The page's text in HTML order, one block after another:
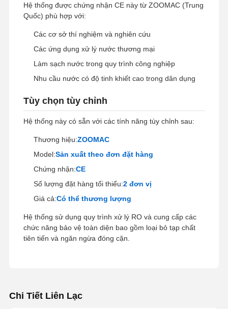
Nhà Máy
Chất Lượng
Các Trường
Hợp
Yêu Cầu Báo
Giá
Máy nước siêu tinh khiết
hệ thống lọc nước siêu tinh khiết
Thiết bị nước siêu tinh khiết
Hệ thống lọc nước siêu tinh khiết
Hệ Thống Nước RO Siêu Tinh Khiết
Các sản phẩm tiêu thụ tinh khiết nước
Hệ thống được chứng nhận CE này từ ZOOMAC (Trung
Quốc) phù hợp với:
Các cơ sở thí nghiệm và nghiên cứu
Các ứng dụng xử lý nước thương mại
Làm sạch nước trong quy trình công nghiệp
Nhu cầu nước có độ tinh khiết cao trong dân dụng
Tùy chọn tùy chỉnh
Hệ thống này có sẵn với các tính năng tùy chỉnh sau:
Thương hiệu:ZOOMAC
Model:Sản xuất theo đơn đặt hàng
Chứng nhận:CE
Số lượng đặt hàng tối thiểu:2 đơn vị
Giá cả:Có thể thương lượng
Hệ thống sử dụng quy trình xử lý RO và cung cấp các
chức năng bảo vệ toàn diện bao gồm loại bỏ tạp chất
tiên tiến và ngăn ngừa đóng cặn.
Chi Tiết Liên Lạc